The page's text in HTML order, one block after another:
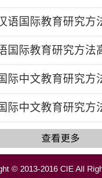
查看更多
© 2013-2016 CIE All